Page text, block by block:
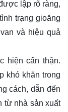
lập rõ ràng,
trạng gioăng
và hiệu quả
hiện cẩn thận.
khó khăn trong
cách, dẫn đến
từ nhà sản xuất